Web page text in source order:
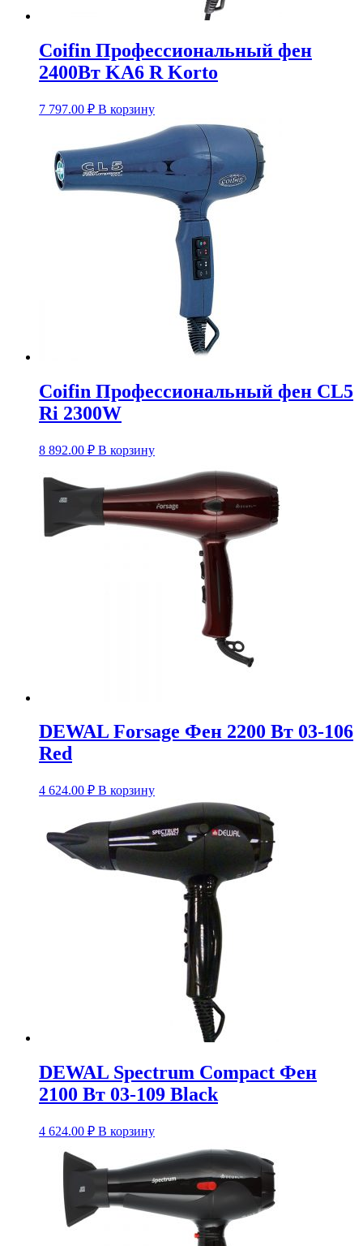
Coifin Профессиональный фен
2400Вт KA6 R Korto
7 797.00 ₽ В корзину
Coifin Профессиональный фен CL5
Ri 2300W
8 892.00 ₽ В корзину
DEWAL Forsage Фен 2200 Вт 03-106
Red
4 624.00 ₽ В корзину
DEWAL Spectrum Compact Фен
2100 Вт 03-109 Black
4 624.00 ₽ В корзину